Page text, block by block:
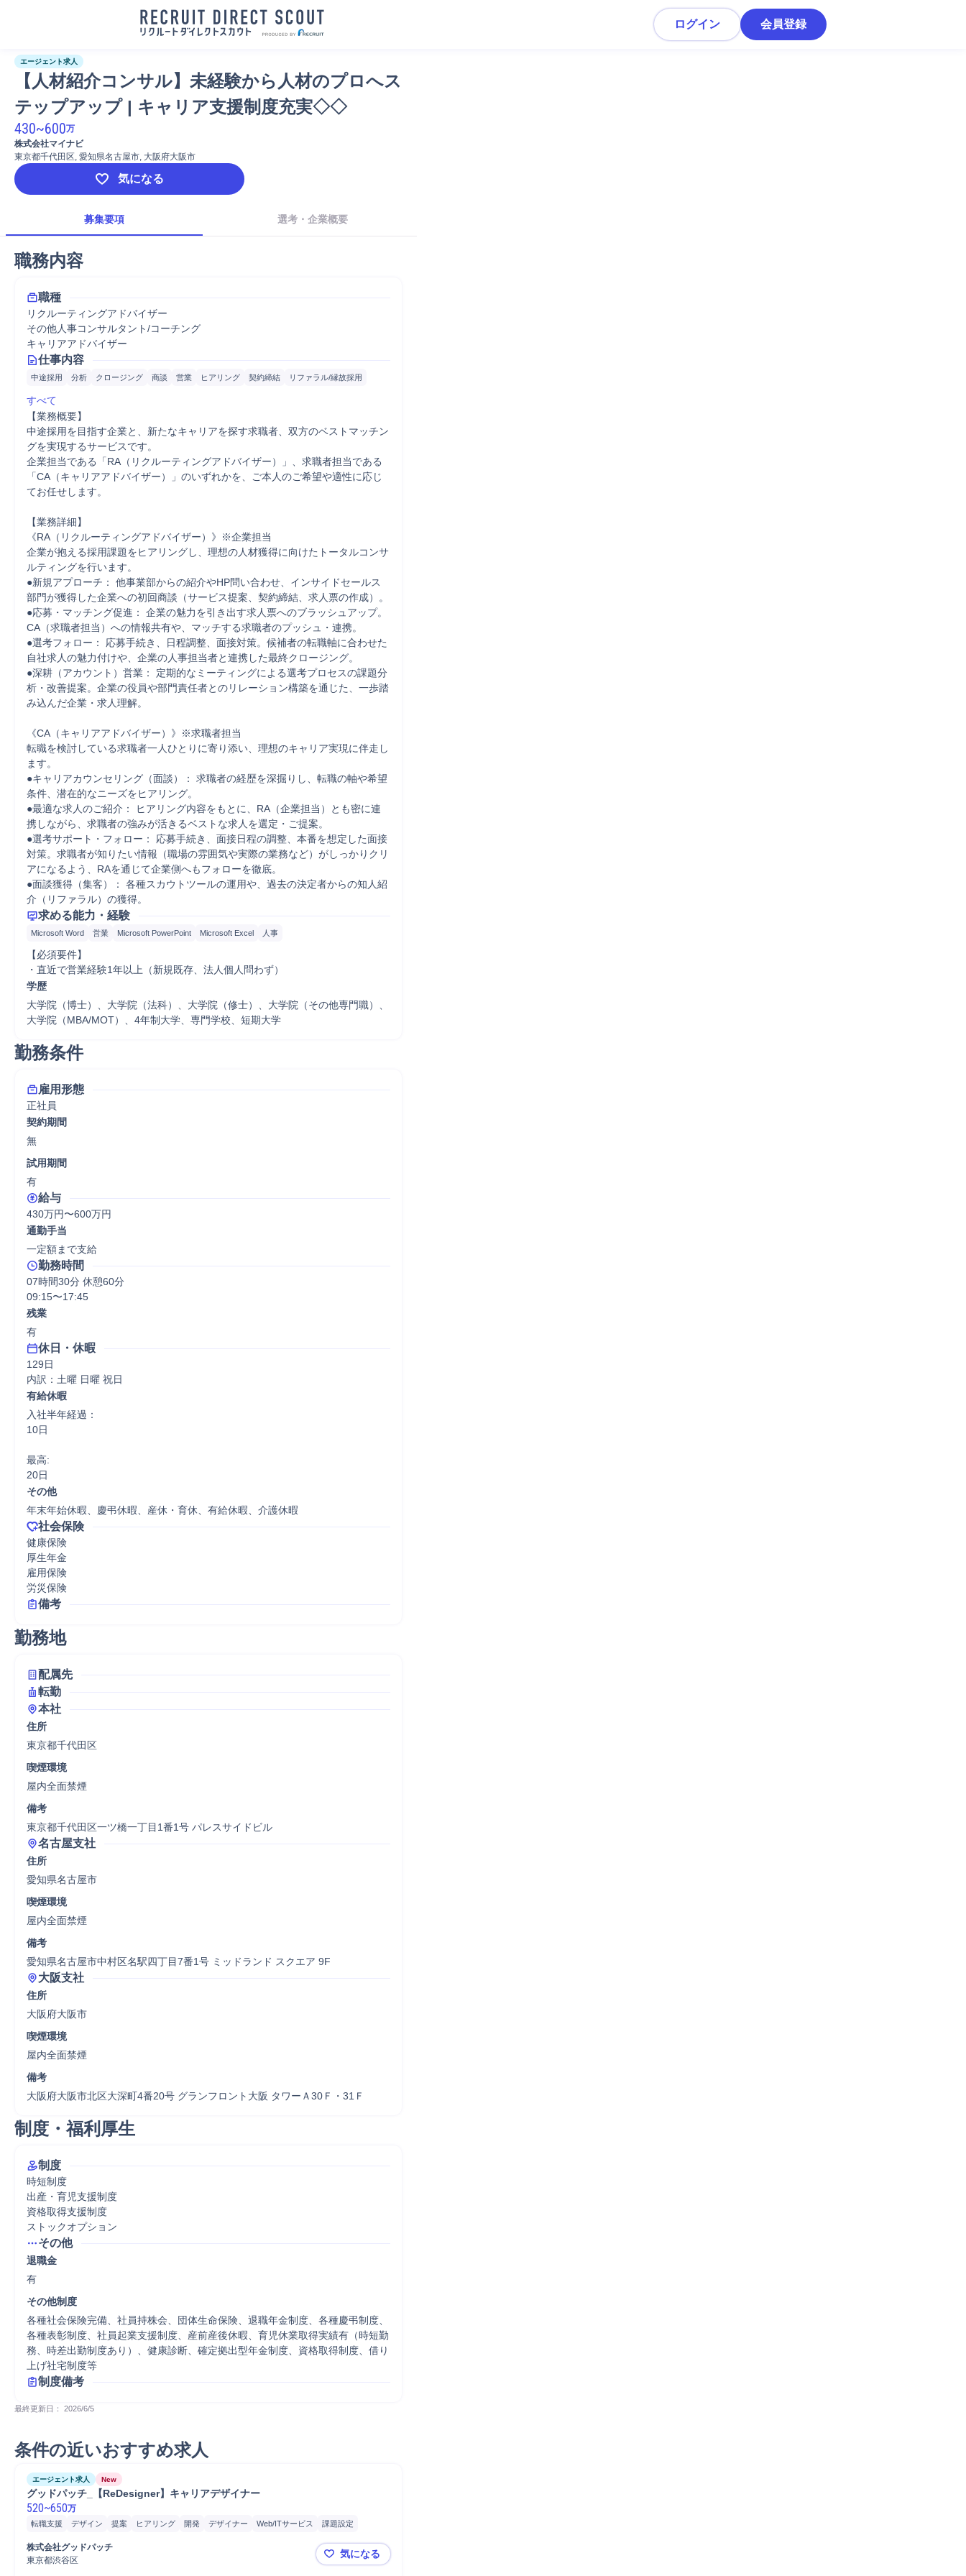
ログイン 会員登録
エージェント求人
【人材紹介コンサル】未経験から人材のプロへス
テップアップ | キャリア支援制度充実◇◇
430~600万
株式会社マイナビ
東京都千代田区, 愛知県名古屋市, 大阪府大阪市
気になる
募集要項 選考・企業概要
職務内容
職種
リクルーティングアドバイザー
その他人事コンサルタント/コーチング
キャリアアドバイザー
仕事内容
中途採用 分析 クロージング 商談 営業 ヒアリング 契約締結 リファラル/縁故採用
すべて
【業務概要】
中途採用を目指す企業と、新たなキャリアを探す求職者、双方のベストマッチン
グを実現するサービスです。
企業担当である「RA（リクルーティングアドバイザー）」、求職者担当である
「CA（キャリアアドバイザー）」のいずれかを、ご本人のご希望や適性に応じ
てお任せします。
【業務詳細】
《RA（リクルーティングアドバイザー）》※企業担当
企業が抱える採用課題をヒアリングし、理想の人材獲得に向けたトータルコンサ
ルティングを行います。
●新規アプローチ： 他事業部からの紹介やHP問い合わせ、インサイドセールス
部門が獲得した企業への初回商談（サービス提案、契約締結、求人票の作成）。
●応募・マッチング促進： 企業の魅力を引き出す求人票へのブラッシュアップ。
CA（求職者担当）への情報共有や、マッチする求職者のプッシュ・連携。
●選考フォロー： 応募手続き、日程調整、面接対策。候補者の転職軸に合わせた
自社求人の魅力付けや、企業の人事担当者と連携した最終クロージング。
●深耕（アカウント）営業： 定期的なミーティングによる選考プロセスの課題分
析・改善提案。企業の役員や部門責任者とのリレーション構築を通じた、一歩踏
み込んだ企業・求人理解。
《CA（キャリアアドバイザー）》※求職者担当
転職を検討している求職者一人ひとりに寄り添い、理想のキャリア実現に伴走し
ます。
●キャリアカウンセリング（面談）： 求職者の経歴を深掘りし、転職の軸や希望
条件、潜在的なニーズをヒアリング。
●最適な求人のご紹介： ヒアリング内容をもとに、RA（企業担当）とも密に連
携しながら、求職者の強みが活きるベストな求人を選定・ご提案。
●選考サポート・フォロー： 応募手続き、面接日程の調整、本番を想定した面接
対策。求職者が知りたい情報（職場の雰囲気や実際の業務など）がしっかりクリ
アになるよう、RAを通じて企業側へもフォローを徹底。
●面談獲得（集客）： 各種スカウトツールの運用や、過去の決定者からの知人紹
介（リファラル）の獲得。
求める能力・経験
Microsoft Word 営業 Microsoft PowerPoint Microsoft Excel 人事
【必須要件】
・直近で営業経験1年以上（新規既存、法人個人問わず）
学歴
大学院（博士）、大学院（法科）、大学院（修士）、大学院（その他専門職）、
大学院（MBA/MOT）、4年制大学、専門学校、短期大学
勤務条件
雇用形態
正社員
契約期間
無
試用期間
有
給与
430万円〜600万円
通勤手当
一定額まで支給
勤務時間
07時間30分 休憩60分
09:15〜17:45
残業
有
休日・休暇
129日
内訳：土曜 日曜 祝日
有給休暇
入社半年経過：
10日
最高:
20日
その他
年末年始休暇、慶弔休暇、産休・育休、有給休暇、介護休暇
社会保険
健康保険
厚生年金
雇用保険
労災保険
備考
勤務地
配属先
転勤
本社
住所
東京都千代田区
喫煙環境
屋内全面禁煙
備考
東京都千代田区一ツ橋一丁目1番1号 パレスサイドビル
名古屋支社
住所
愛知県名古屋市
喫煙環境
屋内全面禁煙
備考
愛知県名古屋市中村区名駅四丁目7番1号 ミッドランド スクエア 9F
大阪支社
住所
大阪府大阪市
喫煙環境
屋内全面禁煙
備考
大阪府大阪市北区大深町4番20号 グランフロント大阪 タワーＡ30Ｆ・31Ｆ
制度・福利厚生
制度
時短制度
出産・育児支援制度
資格取得支援制度
ストックオプション
その他
退職金
有
その他制度
各種社会保険完備、社員持株会、団体生命保険、退職年金制度、各種慶弔制度、
各種表彰制度、社員起業支援制度、産前産後休暇、育児休業取得実績有（時短勤
務、時差出勤制度あり）、健康診断、確定拠出型年金制度、資格取得制度、借り
上げ社宅制度等
制度備考
最終更新日： 2026/6/5
条件の近いおすすめ求人
エージェント求人 New
グッドパッチ_【ReDesigner】キャリアデザイナー
520~650万
転職支援 デザイン 提案 ヒアリング 開発 デザイナー Web/ITサービス
課題設定
製品/サービス営業
株式会社グッドパッチ
東京都渋谷区
グッドパッチ_【ReDesigner】キャリアデザイナー
気になる